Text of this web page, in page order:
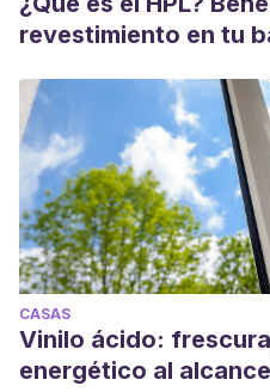
revestimiento en tu
CASAS
Vinilo ácido:
energético al